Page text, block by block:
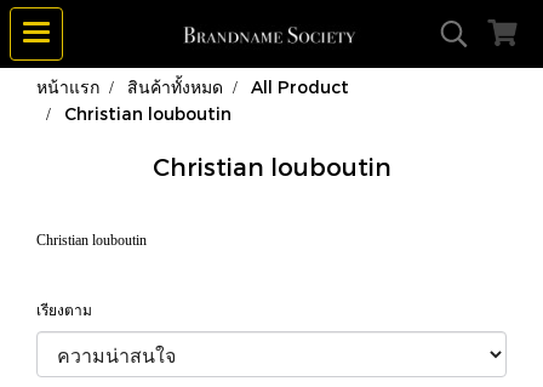
หน้าแรก สินค้าทั้งหมด
All Product
Christian louboutin
Christian louboutin
Christian louboutin
เรียงตาม